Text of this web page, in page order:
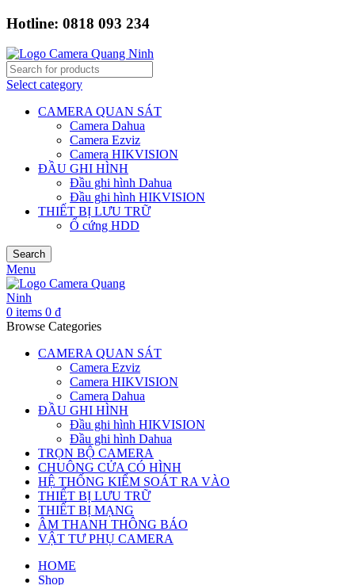
Hotline: 0818 093 234
Select category
CAMERA QUAN SÁT
Camera Dahua
Camera Ezviz
Camera HIKVISION
ĐẦU GHI HÌNH
Đầu ghi hình Dahua
Đầu ghi hình HIKVISION
THIẾT BỊ LƯU TRỮ
Ổ cứng HDD
Search
Menu
0 items 0 ₫
Browse Categories
CAMERA QUAN SÁT
Camera Ezviz
Camera HIKVISION
Camera Dahua
ĐẦU GHI HÌNH
Đầu ghi hình HIKVISION
Đầu ghi hình Dahua
TRỌN BỘ CAMERA
CHUÔNG CỬA CÓ HÌNH
HỆ THỐNG KIỂM SOÁT RA VÀO
THIẾT BỊ LƯU TRỮ
THIẾT BỊ MẠNG
ÂM THANH THÔNG BÁO
VẬT TƯ PHỤ CAMERA
HOME
Shop